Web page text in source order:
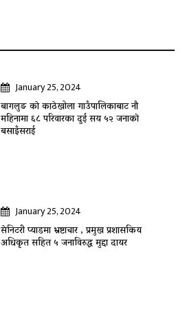
January 25, 2024
बागलुङ काे काठेखोला गाउँपालिकाबाट नौ
महिनामा ६८ परिवारका दुई सय ५२ जनाकाे
बसाइँसराई
January 25, 2024
सेनिटरी प्याडमा भ्रष्टाचार , प्रमुख प्रशासकिय
अधिकृत सहित ५ जनाविरुद्ध मुद्दा दायर